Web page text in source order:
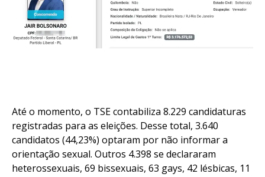
Até o momento, o TSE contabiliza 8.229 candidaturas
registradas para as eleições. Desse total, 3.640
candidatos (44,23%) optaram por não informar a
orientação sexual. Outros 4.398 se declararam
heterossexuais, 69 bissexuais, 63 gays, 42 lésbicas, 11